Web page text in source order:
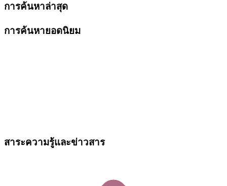
การค้นหาล่าสุด
การค้นหายอดนิยม
สาระความรู้และข่าวสาร